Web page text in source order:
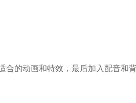
的动画和特效，最后加入配音和背